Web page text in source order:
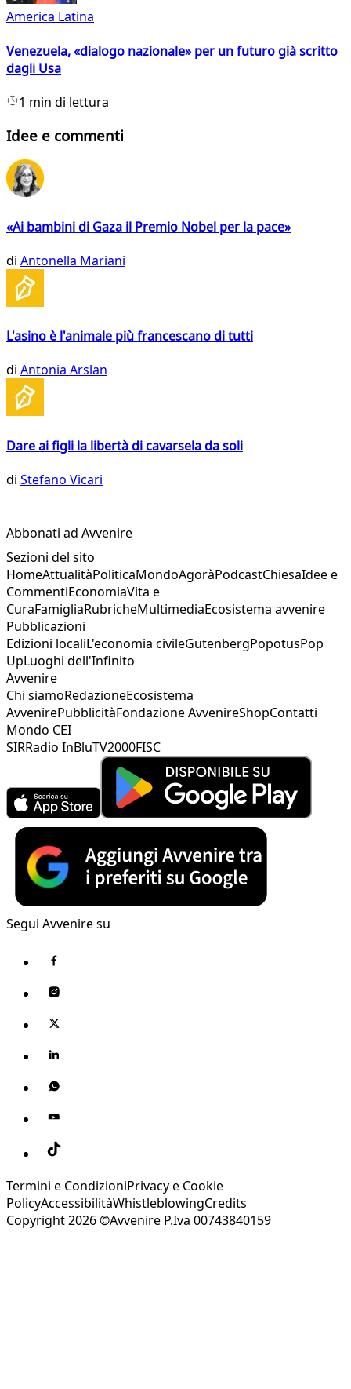
America Latina
Venezuela, «dialogo nazionale» per un futuro già scritto
dagli Usa
1 min di lettura
Idee e commenti
«Ai bambini di Gaza il Premio Nobel per la pace»
di Antonella Mariani
L'asino è l'animale più francescano di tutti
di Antonia Arslan
Dare ai figli la libertà di cavarsela da soli
di Stefano Vicari
Abbonati ad Avvenire
Sezioni del sito
HomeAttualitàPoliticaMondoAgoràPodcastChiesaIdee e
CommentiEconomiaVita e
CuraFamigliaRubricheMultimediaEcosistema avvenire
Pubblicazioni
Edizioni localiL'economia civileGutenbergPopotusPop
UpLuoghi dell'Infinito
Avvenire
Chi siamoRedazioneEcosistema
AvvenirePubblicitàFondazione AvvenireShopContatti
Mondo CEI
SIRRadio InBluTV2000FISC
Segui Avvenire su
Termini e CondizioniPrivacy e Cookie
PolicyAccessibilitàWhistleblowingCredits
Copyright 2026 ©Avvenire P.Iva 00743840159